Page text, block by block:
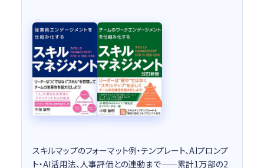
スキルマップのフォーマット例・テンプレート、AIプロンプ
ト・AI活用法、人事評価との連動まで——累計1万部の2